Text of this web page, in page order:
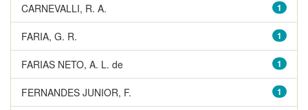
1
CARNEVALLI, R. A.
1
FARIA, G. R.
1
FARIAS NETO, A. L. de
1
FERNANDES JUNIOR, F.